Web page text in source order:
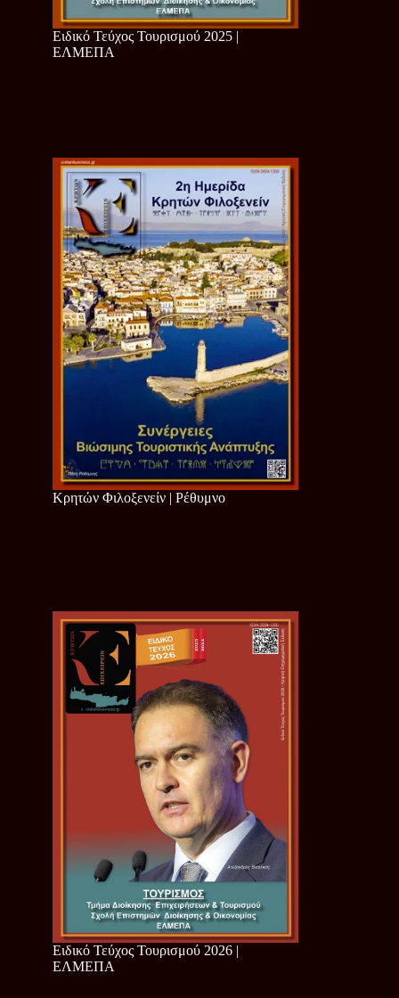
Ειδικό Τεύχος Τουρισμού 2025 |
ΕΛΜΕΠΑ
Κρητών Φιλοξενείν | Ρέθυμνο
Ειδικό Τεύχος Τουρισμού 2026 |
ΕΛΜΕΠΑ